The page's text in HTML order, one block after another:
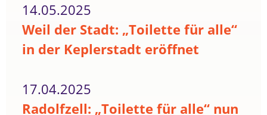
14.05.2025
Weil der Stadt: „Toilette für alle“
in der Keplerstadt eröffnet
17.04.2025
Radolfzell: „Toilette für alle“ nun